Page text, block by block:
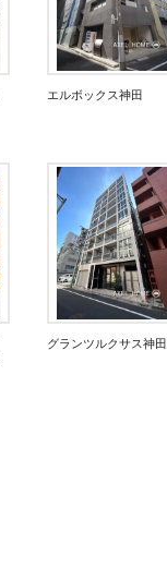
エルボックス神田
グランツルクサス神田